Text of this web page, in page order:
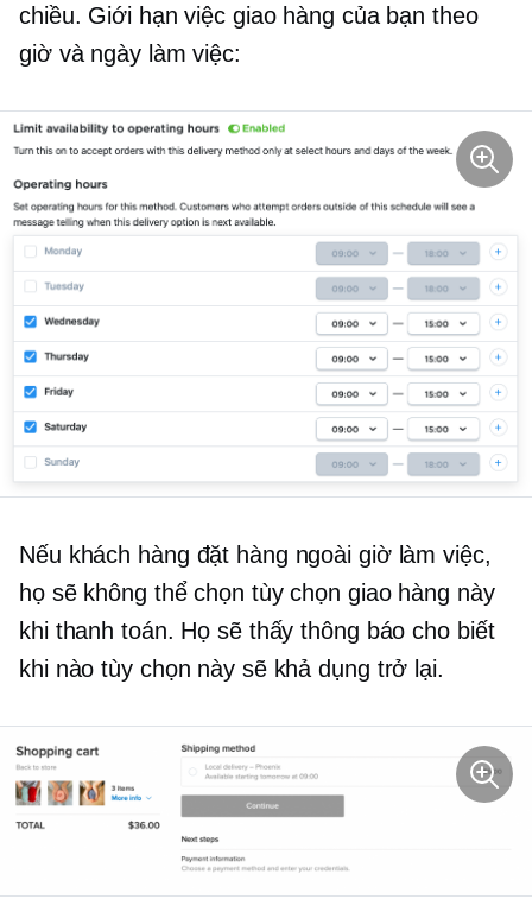
chiều. Giới hạn việc giao hàng của bạn theo
giờ và ngày làm việc:
Nếu khách hàng đặt hàng ngoài giờ làm việc,
họ sẽ không thể chọn tùy chọn giao hàng này
khi thanh toán. Họ sẽ thấy thông báo cho biết
khi nào tùy chọn này sẽ khả dụng trở lại.